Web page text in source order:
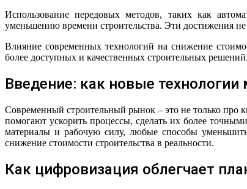
Использование передовых методов, таких как
уменьшению времени строительства. Эти достижения
Влияние современных технологий на снижение
более доступных и качественных строительных
Введение: как новые
Современный строительный рынок – это не только про
помогают ускорить процессы, сделать их более
материалы и рабочую силу, любые способы
снижение стоимости строительства в реальности.
Как цифровизация облегчает